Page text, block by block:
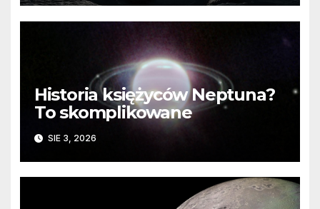
Historia księżyców Neptuna?
To skomplikowane
SIE 3, 2026